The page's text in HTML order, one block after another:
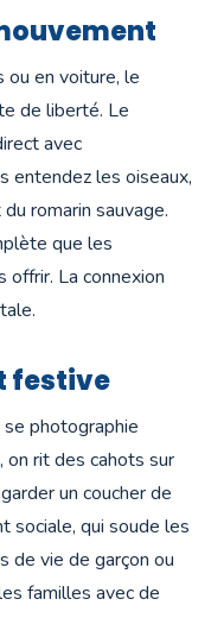
ou en voiture, le
de liberté. Le
avec
entendez les oiseaux,
romarin sauvage.
que les
offrir. La connexion
festive
photographie
on rit des cahots sur
un coucher de
sociale, qui soude les
de vie de garçon ou
familles avec de